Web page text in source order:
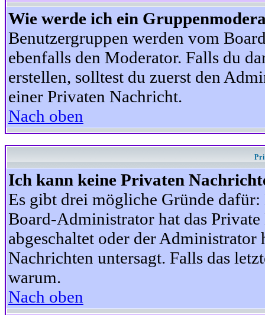
Wie werde ich ein
Benutzergruppen werden vom
ebenfalls den Moderator. Falls du
erstellen, solltest du zuerst den
einer Privaten Nachricht.
Nach oben
Ich kann keine Privaten
Es gibt drei mögliche Gründe
Board-Administrator hat das
abgeschaltet oder der
Nachrichten untersagt. Falls das
warum.
Nach oben